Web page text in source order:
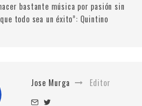
bastante música por pasión sin
todo sea un éxito”: Quintino
Jose Murga Editor